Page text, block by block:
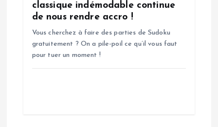
classique indémodable continue
de nous rendre accro !
Vous cherchez à faire des parties de Sudoku
gratuitement ? On a pile-poil ce qu’il vous faut
pour tuer un moment !